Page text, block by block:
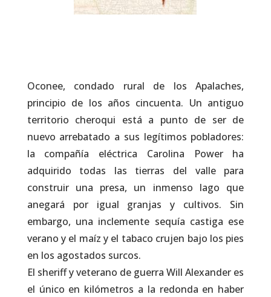
Oconee, condado rural de los Apalaches,
principio de los años cincuenta. Un antiguo
territorio cheroqui está a punto de ser de
nuevo arrebatado a sus legítimos pobladores:
la compañía eléctrica Carolina Power ha
adquirido todas las tierras del valle para
construir una presa, un inmenso lago que
anegará por igual granjas y cultivos. Sin
embargo, una inclemente sequía castiga ese
verano y el maíz y el tabaco crujen bajo los pies
en los agostados surcos.
El sheriff y veterano de guerra Will Alexander es
el único en kilómetros a la redonda en haber